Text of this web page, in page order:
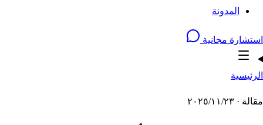
المدونة
استشارة مجانية
الرئيسية
مقالة · ٢٣‏/١١‏/٢٠٢٥